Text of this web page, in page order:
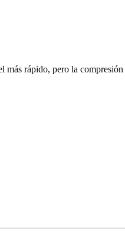
rápido, pero la